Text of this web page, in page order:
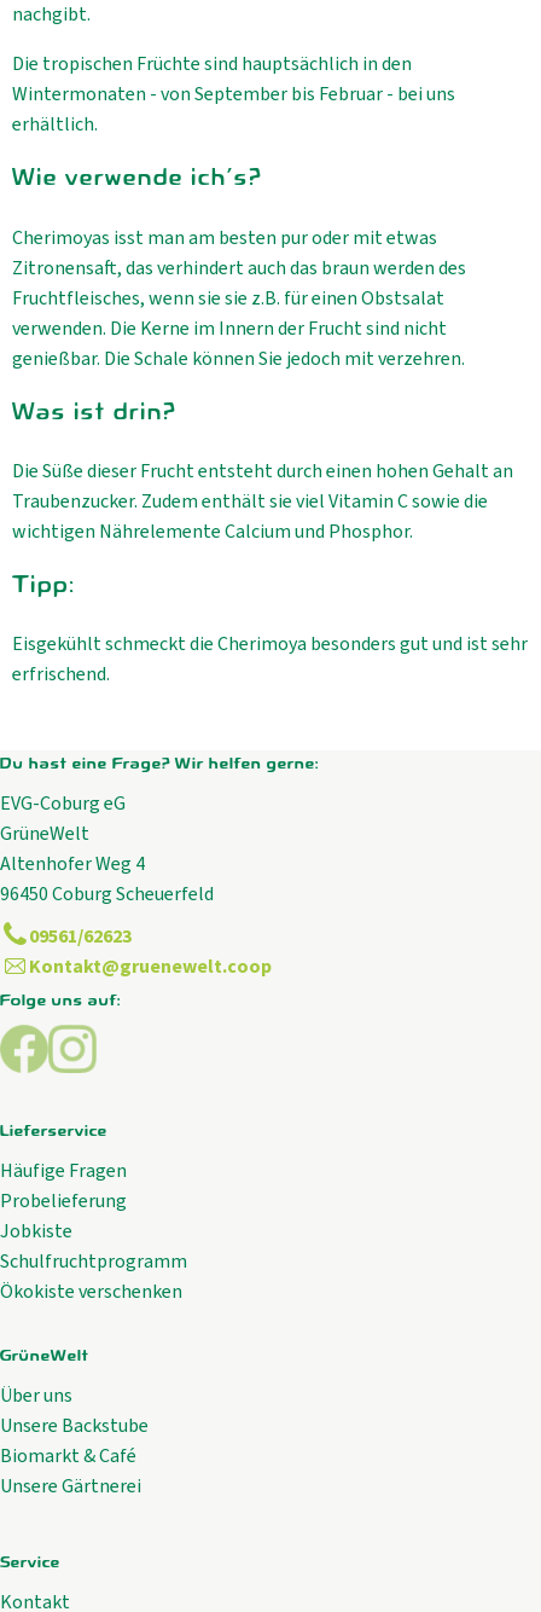
nachgibt.
Die tropischen Früchte sind hauptsächlich in den
Wintermonaten - von September bis Februar - bei uns
erhältlich.
Wie verwende ich's?
Cherimoyas isst man am besten pur oder mit etwas
Zitronensaft, das verhindert auch das braun werden des
Fruchtfleisches, wenn sie sie z.B. für einen Obstsalat
verwenden. Die Kerne im Innern der Frucht sind nicht
genießbar. Die Schale können Sie jedoch mit verzehren.
Was ist drin?
Die Süße dieser Frucht entsteht durch einen hohen Gehalt an
Traubenzucker. Zudem enthält sie viel Vitamin C sowie die
wichtigen Nährelemente Calcium und Phosphor.
Tipp:
Eisgekühlt schmeckt die Cherimoya besonders gut und ist sehr
erfrischend.
Du hast eine Frage? Wir helfen gerne:
EVG-Coburg eG
GrüneWelt
Altenhofer Weg 4
96450 Coburg Scheuerfeld
09561/62623
Kontakt@gruenewelt.coop
Folge uns auf:
Externer Link zu https://www.facebook.com/
Externer Link zu https://www.instagram.com/
Lieferservice
Häufige Fragen
Probelieferung
Jobkiste
Schulfruchtprogramm
Ökokiste verschenken
GrüneWelt
Über uns
Unsere Backstube
Biomarkt & Café
Unsere Gärtnerei
Service
Kontakt